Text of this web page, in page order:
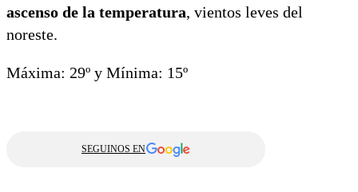
ascenso de la temperatura, vientos leves del
noreste.
Máxima: 29º y Mínima: 15º
SEGUINOS EN